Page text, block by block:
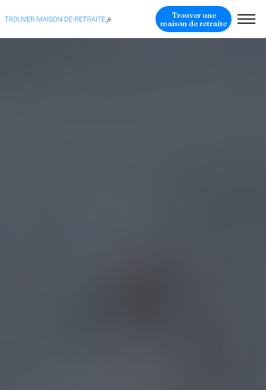
Trouver une
maison de retraite